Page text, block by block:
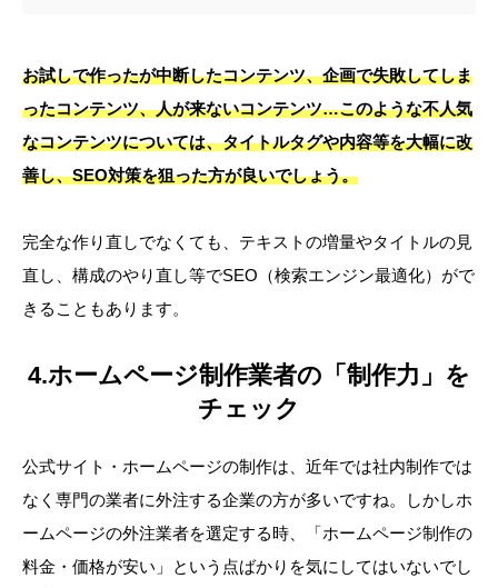
お試しで作ったが中断したコンテンツ、企画で失敗してしま
ったコンテンツ、人が来ないコンテンツ…このような不人気
なコンテンツについては、タイトルタグや内容等を大幅に改
善し、SEO対策を狙った方が良いでしょう。
完全な作り直しでなくても、テキストの増量やタイトルの見
直し、構成のやり直し等でSEO（検索エンジン最適化）がで
きることもあります。
4.ホームページ制作業者の「制作力」を
チェック
公式サイト・ホームページの制作は、近年では社内制作では
なく専門の業者に外注する企業の方が多いですね。しかしホ
ームページの外注業者を選定する時、「ホームページ制作の
料金・価格が安い」という点ばかりを気にしてはいないでし